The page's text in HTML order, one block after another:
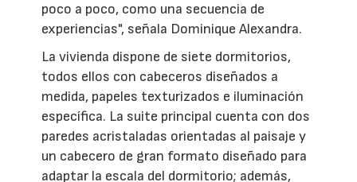
poco a poco, como una secuencia de
experiencias", señala Dominique Alexandra.
La vivienda dispone de siete dormitorios,
todos ellos con cabeceros diseñados a
medida, papeles texturizados e iluminación
específica. La suite principal cuenta con dos
paredes acristaladas orientadas al paisaje y
un cabecero de gran formato diseñado para
adaptar la escala del dormitorio; además,